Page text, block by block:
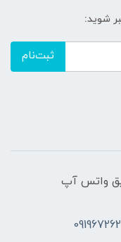
شوید:
ثبت‌نام
طریق واتس آپ